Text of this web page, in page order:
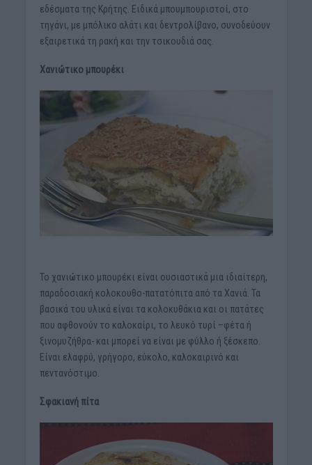
εδέσματα της Κρήτης. Ειδικά μπουμπουριστοί, στο
τηγάνι, με μπόλικο αλάτι και δεντρολίβανο, συνοδεύουν
εξαιρετικά τη ρακή και την τσικουδιά σας.
Χανιώτικο μπουρέκι
Το χανιώτικο μπουρέκι είναι ουσιαστικά μια ιδιαίτερη,
παραδοσιακή κολοκουθο-πατατόπιτα από τα Χανιά. Τα
βασικά του υλικά είναι τα κολοκυθάκια και οι πατάτες
που αφθονούν το καλοκαίρι, το λευκό τυρί –φέτα ή
ξινομυζήθρα- και μπορεί να είναι με φύλλο ή ξέσκεπο.
Είναι ελαφρύ, γρήγορο, εύκολο, καλοκαιρινό και
πεντανόστιμο.
Σφακιανή πίτα